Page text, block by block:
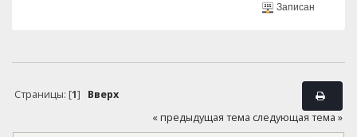
Записан
Страницы: [1] Вверх
« предыдущая тема следующая тема »